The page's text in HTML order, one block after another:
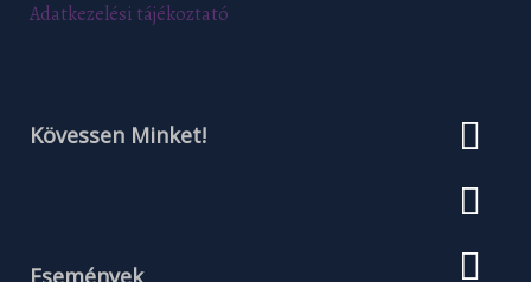
Adatkezelési tájékoztató
Kövessen Minket!
Események